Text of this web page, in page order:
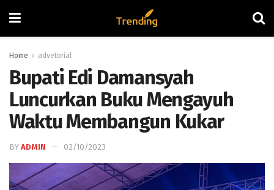
Home advetorial
Bupati Edi Damansyah
Luncurkan Buku Mengayuh
Waktu Membangun Kukar
BY ADMIN 02/10/2023